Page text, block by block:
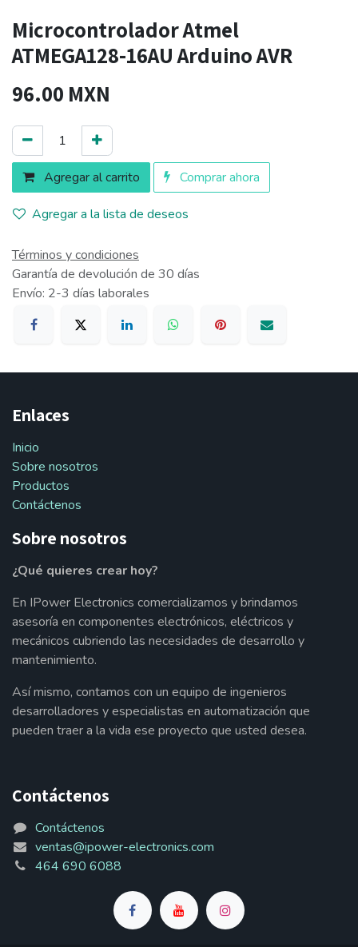
Microcontrolador Atmel
ATMEGA128-16AU Arduino AVR
96.00 MXN
Agregar al carrito Comprar ahora
Agregar a la lista de deseos
Términos y condiciones
Garantía de devolución de 30 días
Envío: 2-3 días laborales
Enlaces
Inicio
Sobre nosotros
Productos
Contáctenos
Sobre nosotros
¿Qué quieres crear hoy?
En IPower Electronics comercializamos y brindamos
asesoría en componentes electrónicos, eléctricos y
mecánicos cubriendo las necesidades de desarrollo y
mantenimiento.
Así mismo, contamos con un equipo de ingenieros
desarrolladores y especialistas en automatización que
pueden traer a la vida ese proyecto que usted desea.
Contáctenos
Contáctenos
ventas@ipower-electronics.com
464 690 6088